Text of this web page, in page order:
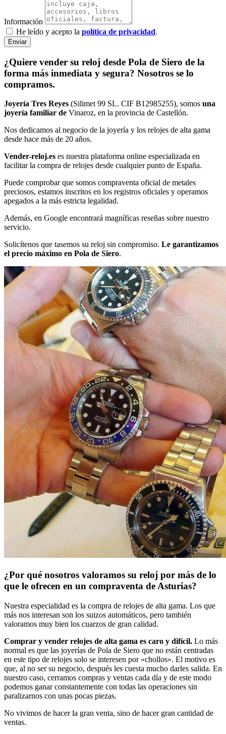
Información
He leído y acepto la política de privacidad.
Enviar
¿Quiere vender su reloj desde Pola de Siero de la
forma más inmediata y segura? Nosotros se lo
compramos.
Joyería Tres Reyes (Silimet 99 SL. CIF B12985255), somos una
joyería familiar de Vinaroz, en la provincia de Castellón.
Nos dedicamos al negocio de la joyería y los relojes de alta gama
desde hace más de 20 años.
Vender-reloj.es es nuestra plataforma online especializada en
facilitar la compra de relojes desde cualquier punto de España.
Puede comprobar que somos compraventa oficial de metales
preciosos, estamos inscritos en los registros oficiales y operamos
apegados a la más estricta legalidad.
Además, en Google encontrará magníficas reseñas sobre nuestro
servicio.
Solicítenos que tasemos su reloj sin compromiso. Le garantizamos
el precio máximo en Pola de Siero.
¿Por qué nosotros valoramos su reloj por más de lo
que le ofrecen en un compraventa de Asturias?
Nuestra especialidad es la compra de relojes de alta gama. Los que
más nos interesan son los suizos automáticos, pero también
valoramos muy bien los cuarzos de gran calidad.
Comprar y vender relojes de alta gama es caro y difícil. Lo más
normal es que las joyerías de Pola de Siero que no están centradas
en este tipo de relojes solo se interesen por «chollos». El motivo es
que, al no ser su negocio, después les cuesta mucho darles salida. En
nuestro caso, cerramos compras y ventas cada día y de este modo
podemos ganar constantemente con todas las operaciones sin
paralizarnos con unas pocas piezas.
No vivimos de hacer la gran venta, sino de hacer gran cantidad de
ventas.